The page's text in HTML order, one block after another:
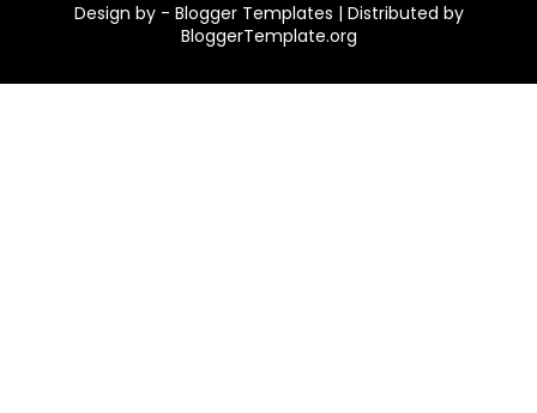
Design by - Blogger Templates | Distributed by
BloggerTemplate.org